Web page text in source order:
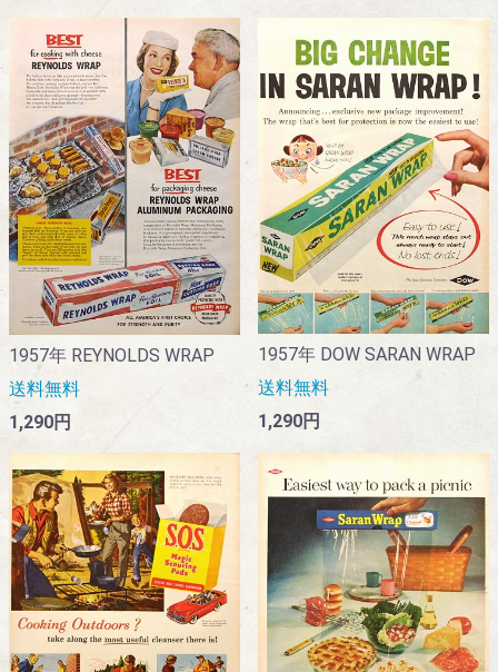
1957年 REYNOLDS WRAP
送料無料
1,290円
1957年 DOW SARAN WRAP
送料無料
1,290円